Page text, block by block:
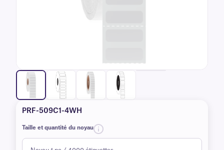
PRF-509C1-4WH
Taille et quantité du noyau